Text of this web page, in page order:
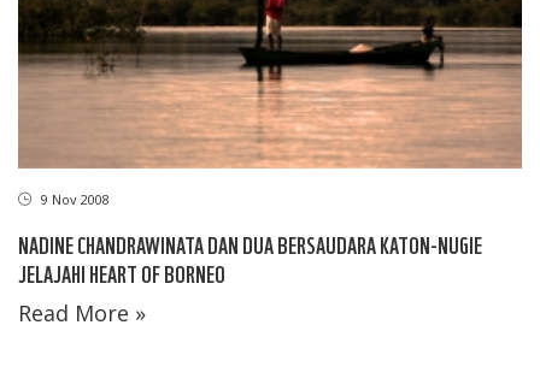
9 Nov 2008
NADINE CHANDRAWINATA DAN DUA BERSAUDARA KATON-NUGIE
JELAJAHI HEART OF BORNEO
Read More »